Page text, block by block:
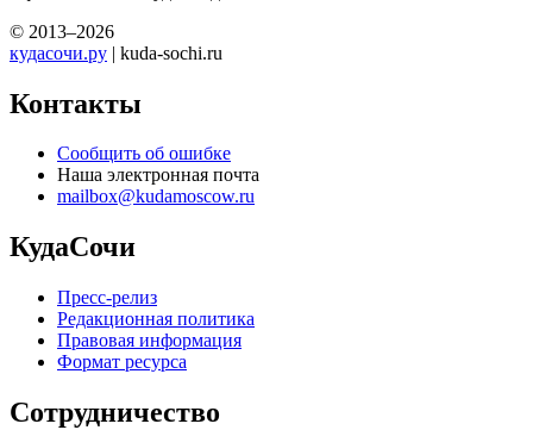
© 2013–2026
кудасочи.ру | kuda-sochi.ru
Контакты
Сообщить об ошибке
Наша электронная почта
mailbox@kudamoscow.ru
КудаСочи
Пресс-релиз
Редакционная политика
Правовая информация
Формат ресурса
Сотрудничество